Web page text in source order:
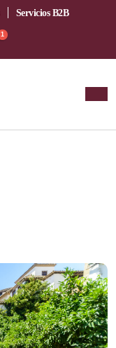
Servicios B2B
1